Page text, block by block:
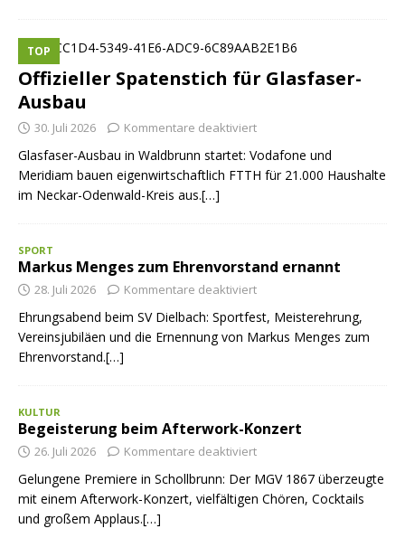
Offizieller Spatenstich für Glasfaser-
Ausbau
TOP
30. Juli 2026 Kommentare deaktiviert
Glasfaser-Ausbau in Waldbrunn startet: Vodafone und
Meridiam bauen eigenwirtschaftlich FTTH für 21.000 Haushalte
im Neckar-Odenwald-Kreis aus.[…]
SPORT
Markus Menges zum Ehrenvorstand ernannt
28. Juli 2026 Kommentare deaktiviert
Ehrungsabend beim SV Dielbach: Sportfest, Meisterehrung,
Vereinsjubiläen und die Ernennung von Markus Menges zum
Ehrenvorstand.[…]
KULTUR
Begeisterung beim Afterwork-Konzert
26. Juli 2026 Kommentare deaktiviert
Gelungene Premiere in Schollbrunn: Der MGV 1867 überzeugte
mit einem Afterwork-Konzert, vielfältigen Chören, Cocktails
und großem Applaus.[…]